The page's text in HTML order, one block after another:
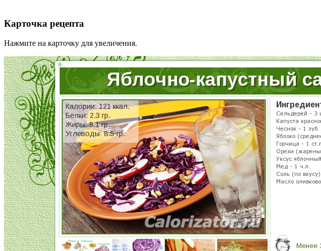
Карточка рецепта
Нажмите на карточку для увеличения.